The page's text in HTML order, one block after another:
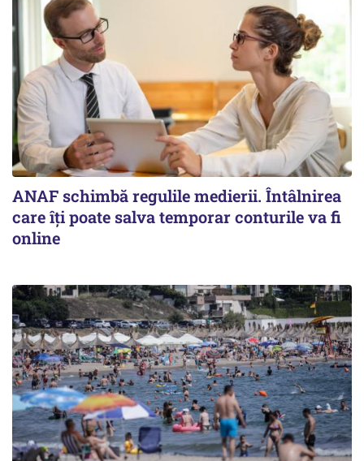
ANAF schimbă regulile medierii. Întâlnirea
care îți poate salva temporar conturile va fi
online